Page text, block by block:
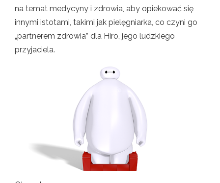
na temat medycyny i zdrowia, aby opiekować się
innymi istotami, takimi jak pielęgniarka, co czyni go
„partnerem zdrowia” dla Hiro, jego ludzkiego
przyjaciela.